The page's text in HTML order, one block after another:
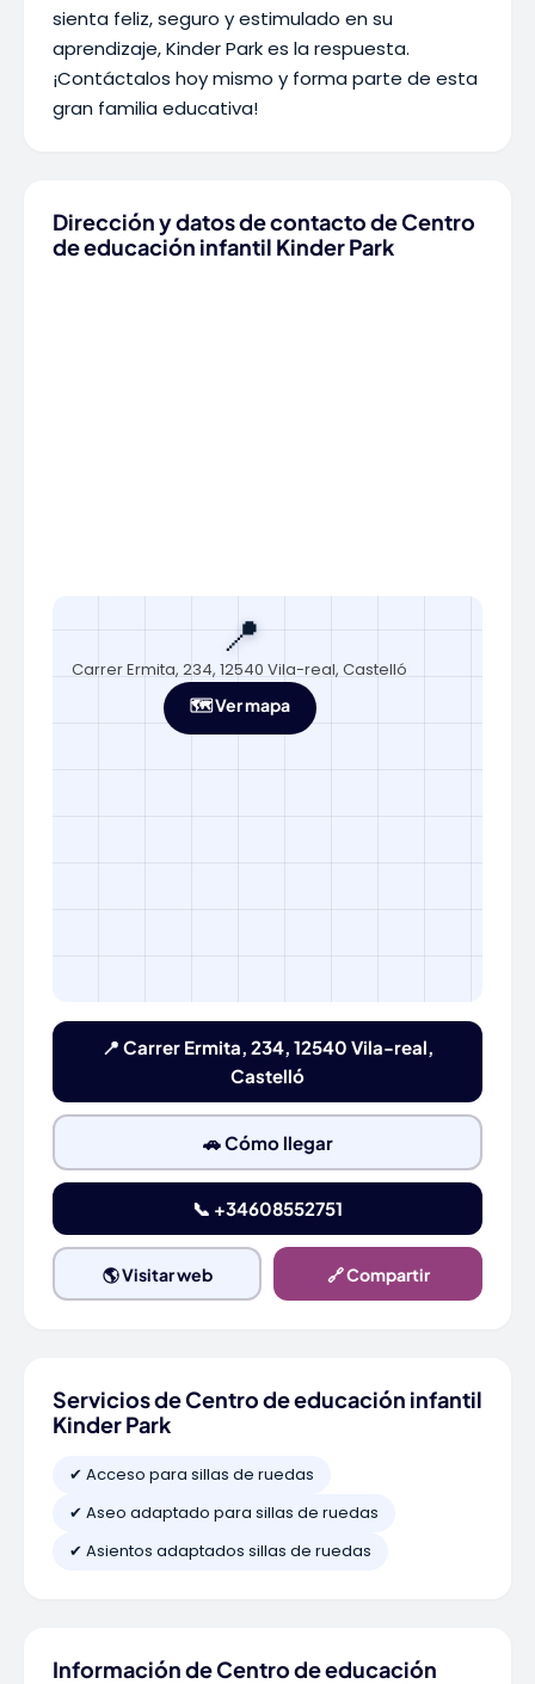
sienta feliz, seguro y estimulado en su
aprendizaje, Kinder Park es la respuesta.
¡Contáctalos hoy mismo y forma parte de esta
gran familia educativa!
Dirección y datos de contacto de Centro
de educación infantil Kinder Park
📍
Carrer Ermita, 234, 12540 Vila-real, Castelló
🗺️ Ver mapa
📍 Carrer Ermita, 234, 12540 Vila-real,
Castelló
🚗 Cómo llegar
📞 +34608552751
🌎 Visitar web 🔗 Compartir
Servicios de Centro de educación infantil
Kinder Park
✔ Acceso para sillas de ruedas
✔ Aseo adaptado para sillas de ruedas
✔ Asientos adaptados sillas de ruedas
Información de Centro de educación